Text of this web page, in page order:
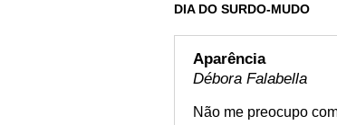
DIA DO SURDO-MUDO
Aparência
Débora Falabella
Não me preocupo